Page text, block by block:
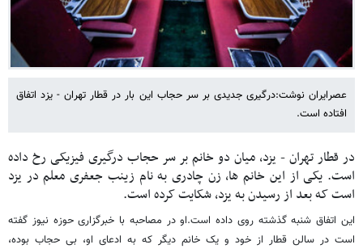
عصرایران نوشت:درگیری جدیدی بر سر حجاب این بار در قطار تهران - یزد اتفاق
افتاده است.
در قطار تهران - یزد، میان دو خانم بر سر حجاب درگیری فیزیکی رخ داده
است. یکی از این خانم ها، زن چادری به نام زینب جعفری معلم در یزد
است که بعد از رسیدن به یزد، شکایت کرده است.
این اتفاق شنبه گذشته روی داده است.او در مصاحبه با خبرگزاری حوزه نیوز گفته
است در سالن قطار از خود و یک خانم دیگر که به ادعای او، بی حجاب بوده،